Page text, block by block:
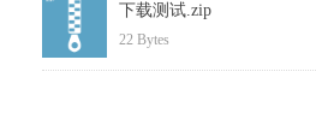
下载测试.zip
22 Bytes